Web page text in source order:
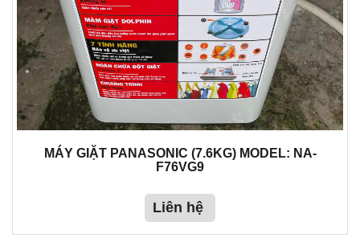
MÁY GIẶT PANASONIC (7.6KG) MODEL: NA-
F76VG9
Liên hệ